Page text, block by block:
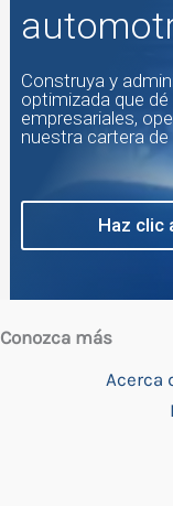
Construya y
optimizada que
empresariales,
nuestra cartera
Haz clic
Conozca más
Acerca